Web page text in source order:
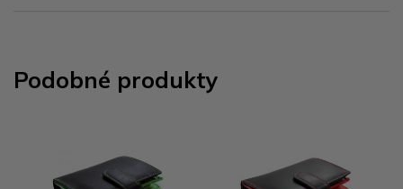
Podobné produkty